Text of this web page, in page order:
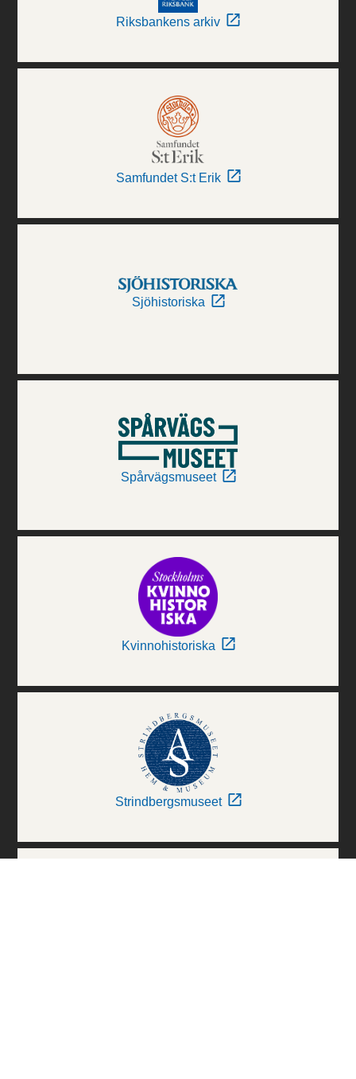
Riksbankens arkiv
Samfundet S:t Erik
Sjöhistoriska
Spårvägsmuseet
Kvinnohistoriska
Strindbergsmuseet